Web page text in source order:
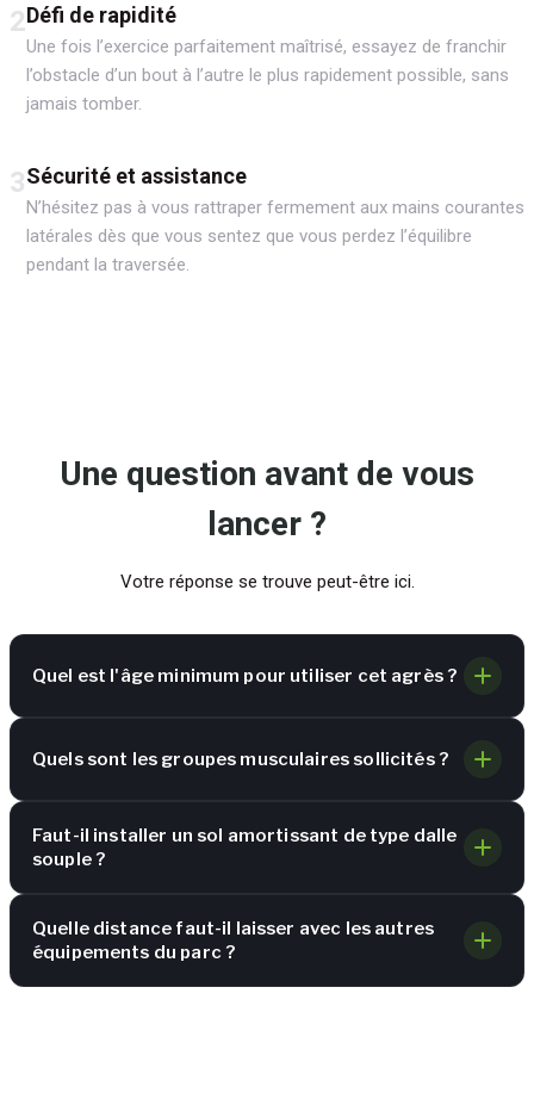
2Défi de rapidité
Une fois l’exercice parfaitement maîtrisé, essayez de franchir
l’obstacle d’un bout à l’autre le plus rapidement possible, sans
jamais tomber.
3Sécurité et assistance
N’hésitez pas à vous rattraper fermement aux mains courantes
latérales dès que vous sentez que vous perdez l’équilibre
pendant la traversée.
Une question avant de vous
lancer ?
Votre réponse se trouve peut-être ici.
Quel est l'âge minimum pour utiliser cet agrès ?
Quels sont les groupes musculaires sollicités ?
Faut-il installer un sol amortissant de type dalle
souple ?
Quelle distance faut-il laisser avec les autres
équipements du parc ?